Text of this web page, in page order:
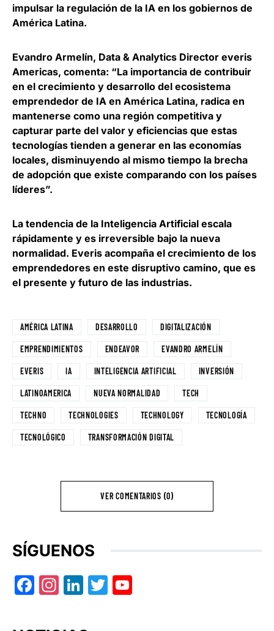
impulsar la regulación de la IA en los gobiernos de
América Latina.
Evandro Armelín, Data & Analytics Director everis
Americas, comenta: “La importancia de contribuir
en el crecimiento y desarrollo del ecosistema
emprendedor de IA en América Latina, radica en
mantenerse como una región competitiva y
capturar parte del valor y eficiencias que estas
tecnologías tienden a generar en las economías
locales, disminuyendo al mismo tiempo la brecha
de adopción que existe comparando con los países
líderes”.
La tendencia de la Inteligencia Artificial escala
rápidamente y es irreversible bajo la nueva
normalidad. Everis acompaña el crecimiento de los
emprendedores en este disruptivo camino, que es
el presente y futuro de las industrias.
AMÉRICA LATINA DESARROLLO DIGITALIZACIÓN
EMPRENDIMIENTOS ENDEAVOR EVANDRO ARMELÍN
EVERIS IA INTELIGENCIA ARTIFICIAL INVERSIÓN
LATINOAMERICA NUEVA NORMALIDAD TECH
TECHNO TECHNOLOGIES TECHNOLOGY TECNOLOGÍA
TECNOLÓGICO TRANSFORMACIÓN DIGITAL
VER COMENTARIOS (0)
SÍGUENOS
Facebook
Instagram
LinkedIn
Twitter